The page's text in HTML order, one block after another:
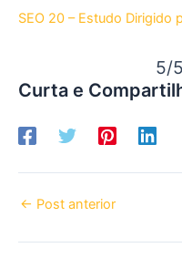
SEO 20 – Estudo Dirigido
5/
Curta e
← Post anterior